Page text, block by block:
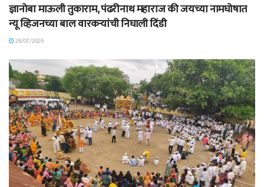
ज्ञानोबा माऊली तुकाराम, पंढरीनाथ महाराज की जयच्या नामघोषात
न्यू व्हिजनच्या बाल वारकऱ्यांची निघाली दिंडी
26/07/2026